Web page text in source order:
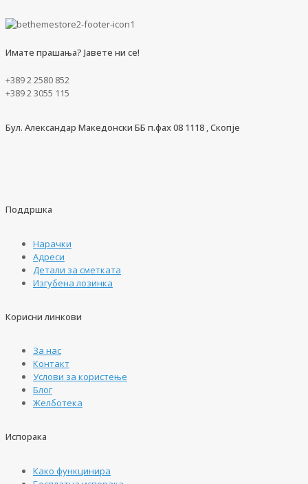
Имате прашања? Јавете ни се!
+389 2 2580 852
+389 2 3055 115
Бул. Александар Македонски ББ п.фах 08 1118 , Скопје
Поддршка
Нарачки
Адреси
Детали за сметката
Изгубена лозинка
Корисни линкови
За нас
Контакт
Услови за користење
Блог
Желботека
Испорака
Како функцинира